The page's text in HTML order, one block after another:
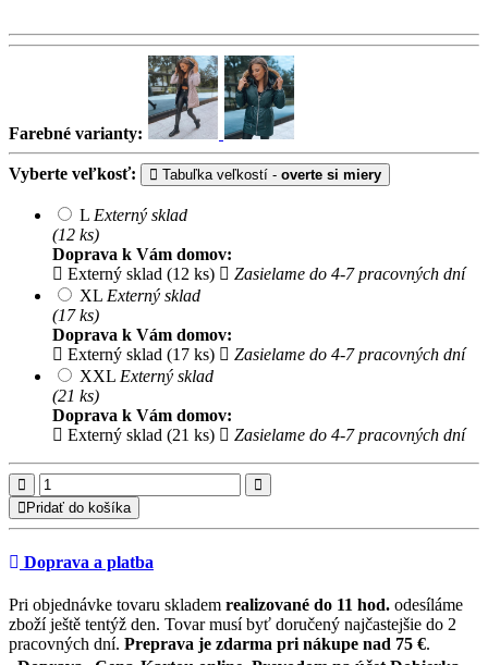
Farebné varianty:
Vyberte veľkosť: Tabuľka veľkostí - overte si miery
L Externý sklad
(12 ks)
Doprava k Vám domov:
Externý sklad (12 ks)
Zasielame do 4-7 pracovných dní
XL Externý sklad
(17 ks)
Doprava k Vám domov:
Externý sklad (17 ks)
Zasielame do 4-7 pracovných dní
XXL Externý sklad
(21 ks)
Doprava k Vám domov:
Externý sklad (21 ks)
Zasielame do 4-7 pracovných dní
Pridať do košíka
Doprava a platba
Pri objednávke tovaru skladem realizované do 11 hod. odesíláme
zboží ještě tentýž den. Tovar musí byť doručený najčastejšie do 2
pracovných dní. Preprava je zdarma pri nákupe nad 75 €.